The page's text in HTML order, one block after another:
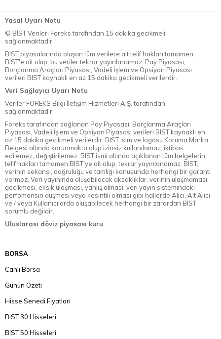
Yasal Uyarı Notu
© BİST Verileri Foreks tarafından 15 dakika gecikmeli
sağlanmaktadır.
BIST piyasalarında oluşan tüm verilere ait telif hakları tamamen
BIST'e ait olup, bu veriler tekrar yayınlanamaz. Pay Piyasası,
Borçlanma Araçları Piyasası, Vadeli İşlem ve Opsiyon Piyasası
verileri BIST kaynaklı en az 15 dakika gecikmeli verilerdir.
Veri Sağlayıcı Uyarı Notu
Veriler FOREKS Bilgi İletişim Hizmetleri A.Ş. tarafından
sağlanmaktadır.
Foreks tarafından sağlanan Pay Piyasası, Borçlanma Araçları
Piyasası, Vadeli İşlem ve Opsiyon Piyasası verileri BIST kaynaklı en
az 15 dakika gecikmeli verilerdir. BIST isim ve logosu Koruma Marka
Belgesi altında korunmakta olup izinsiz kullanılamaz, iktibas
edilemez, değiştirilemez. BIST ismi altında açıklanan tüm belgelerin
telif hakları tamamen BIST'ye ait olup, tekrar yayınlanamaz. BIST,
verinin sekansı, doğruluğu ve tamlığı konusunda herhangi bir garanti
vermez. Veri yayınında oluşabilecek aksaklıklar, verinin ulaşmaması,
gecikmesi, eksik ulaşması, yanlış olması, veri yayın sistemindeki
perfomansın düşmesi veya kesintili olması gibi hallerde Alıcı, Alt Alıcı
ve / veya Kullanıcılarda oluşabilecek herhangi bir zarardan BIST
sorumlu değildir.
Uluslarası döviz piyasası kuru
BORSA
Canlı Borsa
Günün Özeti
Hisse Senedi Fiyatları
BIST 30 Hisseleri
BIST 50 Hisseleri